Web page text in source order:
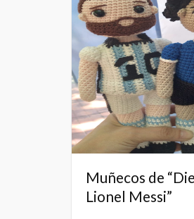
Muñecos de
Lionel Messi”